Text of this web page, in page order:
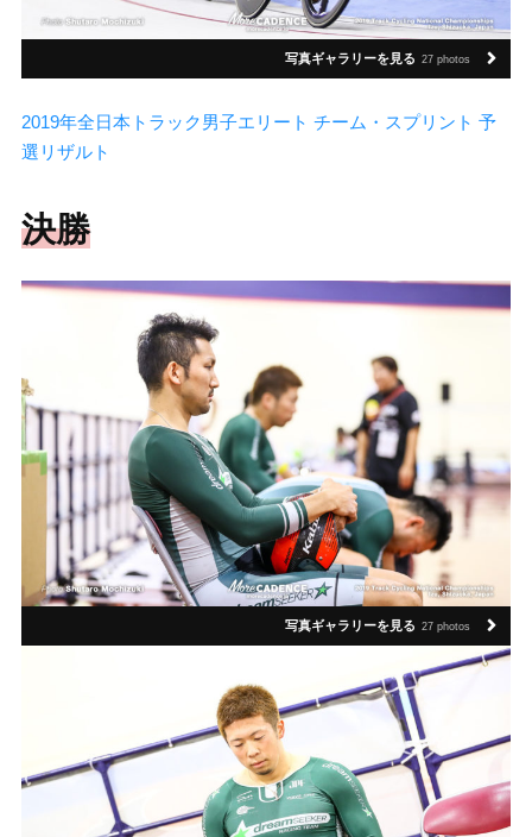
写真ギャラリーを見る 27 photos
2019年全日本トラック男子エリート チーム・スプリント 予
選リザルト
決勝
写真ギャラリーを見る 27 photos